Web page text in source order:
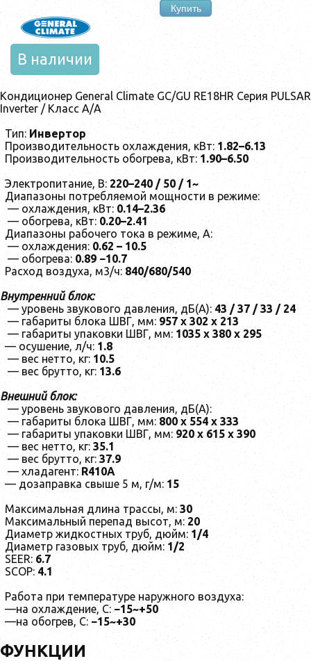
Купить
В наличии
Кондиционер General Climate GC/GU RE18HR Серия PULSAR
Inverter / Класс А/А
Тип: Инвертор
Производительность охлаждения, кВт: 1.82–6.13
Производительность обогрева, кВт: 1.90–6.50
Электропитание, В: 220–240 / 50 / 1~
Диапазоны потребляемой мощности в режиме:
— охлаждения, кВт: 0.14–2.36
— обогрева, кВт: 0.20–2.41
Диапазоны рабочего тока в режиме, А:
— охлаждения: 0.62 – 10.5
— обогрева: 0.89 −10.7
Расход воздуха, м3/ч: 840/680/540
Внутренний блок:
— уровень звукового давления, дБ(А): 43 / 37 / 33 / 24
— габариты блока ШВГ, мм: 957 х 302 х 213
— габариты упаковки ШВГ, мм: 1035 х 380 х 295
— осушение, л/ч: 1.8
— вес нетто, кг: 10.5
— вес брутто, кг: 13.6
Внешний блок:
— уровень звукового давления, дБ(А):
— габариты блока ШВГ, мм: 800х 554 х 333
— габариты упаковки ШВГ, мм: 920 х 615 х 390
— вес нетто, кг: 35.1
— вес брутто, кг: 37.9
— хладагент: R410A
— дозаправка свыше 5 м, г/м: 15
Максимальная длина трассы, м: 30
Максимальный перепад высот, м: 20
Диаметр жидкостных труб, дюйм: 1/4
Диаметр газовых труб, дюйм: 1/2
SEER: 6.7
SCOP: 4.1
Работа при температуре наружного воздуха:
—на охлаждение, С: −15~+50
—на обогрев, С: −15~+30
ФУНКЦИИ